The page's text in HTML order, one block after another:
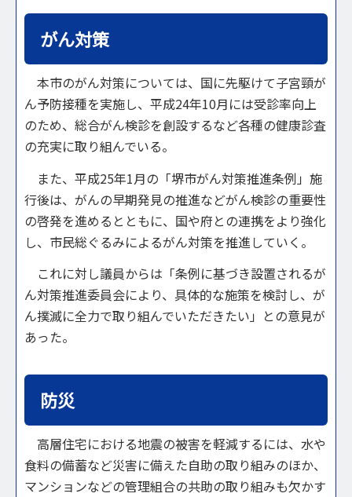
がん対策
本市のがん対策については、国に先駆けて子宮頸が
ん予防接種を実施し、平成24年10月には受診率向上
のため、総合がん検診を創設するなど各種の健康診査
の充実に取り組んでいる。
また、平成25年1月の「堺市がん対策推進条例」施
行後は、がんの早期発見の推進などがん検診の重要性
の啓発を進めるとともに、国や府との連携をより強化
し、市民総ぐるみによるがん対策を推進していく。
これに対し議員からは「条例に基づき設置されるが
ん対策推進委員会により、具体的な施策を検討し、が
ん撲滅に全力で取り組んでいただきたい」との意見が
あった。
防災
高層住宅における地震の被害を軽減するには、水や
食料の備蓄など災害に備えた自助の取り組みのほか、
マンションなどの管理組合の共助の取り組みも欠かす